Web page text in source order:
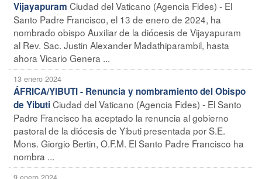
Vijayapuram Ciudad del Vaticano (Agencia Fides) - El
Santo Padre Francisco, el 13 de enero de 2024, ha
nombrado obispo Auxiliar de la diócesis de Vijayapuram
al Rev. Sac. Justin Alexander Madathiparambil, hasta
ahora Vicario Genera ...
13 enero 2024
ÁFRICA/YIBUTI - Renuncia y nombramiento del Obispo
de YibutiCiudad del Vaticano (Agencia Fides) - El Santo
Padre Francisco ha aceptado la renuncia al gobierno
pastoral de la diócesis de Yibuti presentada por S.E.
Mons. Giorgio Bertin, O.F.M. El Santo Padre Francisco ha
nombra ...